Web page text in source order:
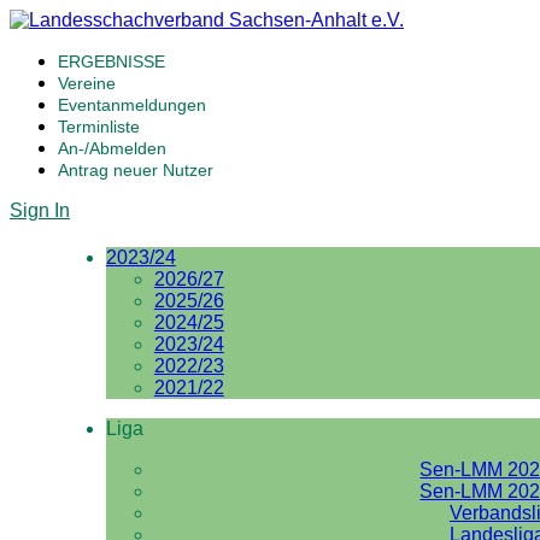
ERGEBNISSE
Vereine
Eventanmeldungen
Terminliste
An-/Abmelden
Antrag neuer Nutzer
Sign In
2023/24
2026/27
2025/26
2024/25
2023/24
2022/23
2021/22
Liga
Sen-LMM
Sen-LMM